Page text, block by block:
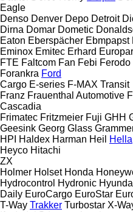
Eagle
Denso Denver Depo Detroit
Dirna Domar Dometic
Eaton Eberspächer Ebmpapst
Eminox Emitec Erhard
FTE Faltcom Fan Febi Ferodo
Forankra Ford
Cargo E-series F-MAX Transit
Franz Frauenthal Automotive
Cascadia
Frimatec Fritzmeier Fuji GHH
Geesink Georg Glass
HPI
Haldex Harman Heil Hella
Heyco Hitachi
ZX
Holmer Holset Honda
Hydrocontrol Hydronic
Daily EuroCargo EuroStar
T-Way Trakker Turbostar X-